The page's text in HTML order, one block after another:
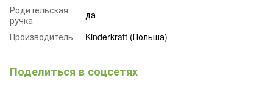
Родительская
ручка
да
Производитель
Kinderkraft (Польша)
Поделиться в соцсетях